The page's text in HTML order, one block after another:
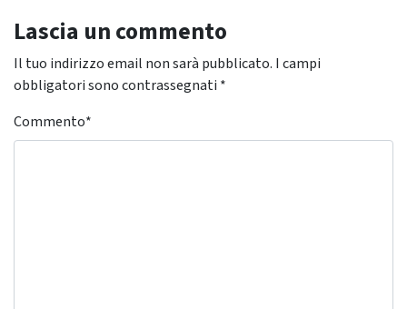
Lascia un commento
Il tuo indirizzo email non sarà pubblicato. I campi
obbligatori sono contrassegnati *
Commento*